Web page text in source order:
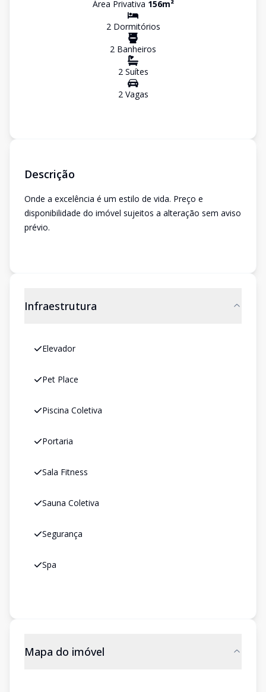
Área Privativa 156m²
2Dormitórios
2 Banheiros
2Suítes
2Vagas
Descrição
Onde a excelência é um estilo de vida. Preço e
disponibilidade do imóvel sujeitos a alteração sem aviso
prévio.
Infraestrutura
Elevador
Pet Place
Piscina Coletiva
Portaria
Sala Fitness
Sauna Coletiva
Segurança
Spa
Mapa do imóvel